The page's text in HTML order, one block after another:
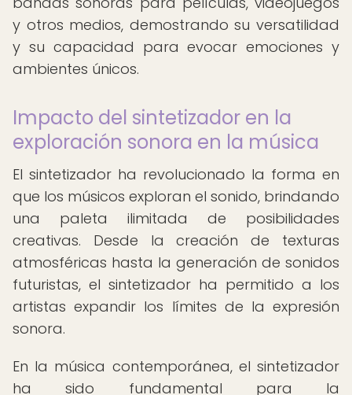
y otros medios, demostrando su versatilidad
y su capacidad para evocar emociones y
ambientes únicos.
Impacto del sintetizador en la
exploración sonora en la música
El sintetizador ha revolucionado la forma en
que los músicos exploran el sonido, brindando
una paleta ilimitada de posibilidades
creativas. Desde la creación de texturas
atmosféricas hasta la generación de sonidos
futuristas, el sintetizador ha permitido a los
artistas expandir los límites de la expresión
sonora.
En la música contemporánea, el sintetizador
ha sido fundamental para la